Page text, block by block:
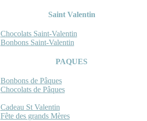
Saint Valentin
Chocolats Saint-Valentin
Bonbons Saint-Valentin
PAQUES
Bonbons de Pâques
Chocolats de Pâques
Cadeau St Valentin
Fête des grands Mères